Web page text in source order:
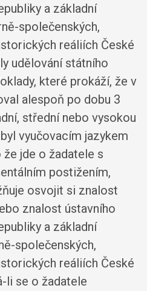
a základní
společenských,
reáliích České
udělování státního
které prokáží, že v
alespoň po dobu 3
střední nebo vysokou
vyučovacím jazykem
že jde o žadatele s
postižením,
osvojit si znalost
znalost ústavního
a základní
společenských,
reáliích České
li se o žadatele